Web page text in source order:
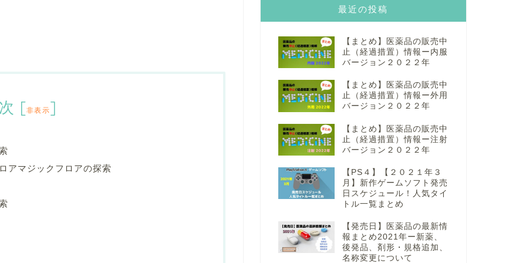
[非表示]
アマジックフロアの探索
最近の投稿
【まとめ】医薬品の販売中
止（経過措置）情報ー内服
バージョン２０２２年
【まとめ】医薬品の販売中
止（経過措置）情報ー外用
バージョン２０２２年
【まとめ】医薬品の販売中
止（経過措置）情報ー注射
バージョン２０２２年
【PS４】【２０２１年３
月】新作ゲームソフト発売
日スケジュール！人気タイ
トル一覧まとめ
【発売日】医薬品の最新情
報まとめ2021年ー新薬、
後発品、剤形・規格追加、
名称変更について